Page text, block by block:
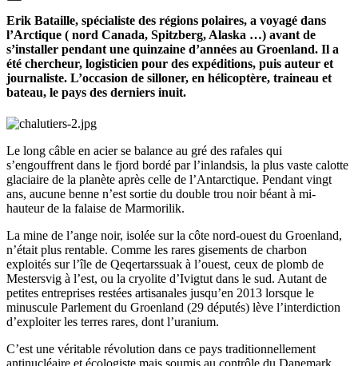
Erik Bataille, spécialiste des régions polaires, a voyagé dans
l’Arctique ( nord Canada, Spitzberg, Alaska …) avant de
s’installer pendant une quinzaine d’années au Groenland. Il a
été chercheur, logisticien pour des expéditions, puis auteur et
journaliste. L’occasion de silloner, en hélicoptère, traineau et
bateau, le pays des derniers inuit.
Le long câble en acier se balance au gré des rafales qui
s’engouffrent dans le fjord bordé par l’inlandsis, la plus vaste calotte
glaciaire de la planète après celle de l’Antarctique. Pendant vingt
ans, aucune benne n’est sortie du double trou noir béant à mi-
hauteur de la falaise de Marmorilik.
La mine de l’ange noir, isolée sur la côte nord-ouest du Groenland,
n’était plus rentable. Comme les rares gisements de charbon
exploités sur l’île de Qeqertarssuak à l’ouest, ceux de plomb de
Mestersvig à l’est, ou la cryolite d’Ivigtut dans le sud. Autant de
petites entreprises restées artisanales jusqu’en 2013 lorsque le
minuscule Parlement du Groenland (29 députés) lève l’interdiction
d’exploiter les terres rares, dont l’uranium.
C’est une véritable révolution dans ce pays traditionnellement
antinucléaire et écologiste mais soumis au contrôle du Danemark